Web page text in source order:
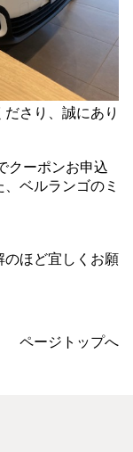
さり、誠にあり
クーポンお申込
ベルランゴのミ
のほど宜しくお願
ページトップへ